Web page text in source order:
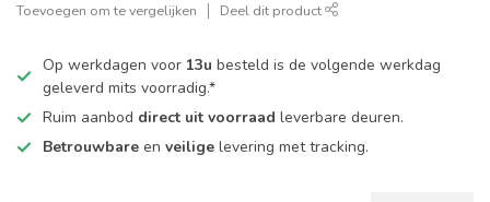
Toevoegen om te vergelijken Deel dit product
Op werkdagen voor 13u besteld is de volgende werkdag
geleverd mits voorradig.*
Ruim aanbod direct uit voorraad leverbare deuren.
Betrouwbare en veilige levering met tracking.